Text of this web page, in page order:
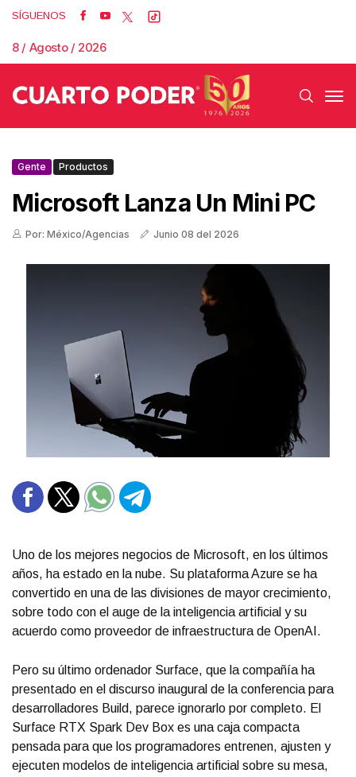
SÍGUENOS
8 / Agosto / 2026
Gente Productos
Microsoft Lanza Un Mini PC
Por: México/Agencias Junio 08 del 2026
Uno de los mejores negocios de Microsoft, en los últimos
años, ha estado en la nube. Su plataforma Azure se ha
convertido en una de las divisiones de mayor crecimiento,
sobre todo con el auge de la inteligencia artificial y su
acuerdo como proveedor de infraestructura de OpenAI.
Pero su último ordenador Surface, que la compañía ha
presentado en el discurso inaugural de la conferencia para
desarrolladores Build, parece ignorarlo por completo. El
Surface RTX Spark Dev Box es una caja compacta
pensada para que los programadores entrenen, ajusten y
ejecuten modelos de inteligencia artificial sobre su mesa,